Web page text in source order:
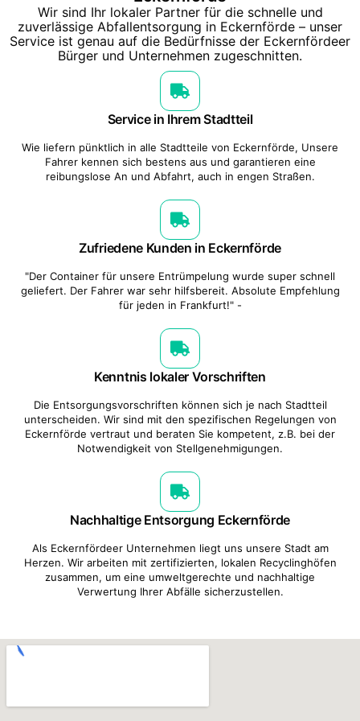
Wir sind Ihr lokaler Partner für die schnelle und
zuverlässige Abfallentsorgung in Eckernförde – unser
Service ist genau auf die Bedürfnisse der Eckernfördeer
Bürger und Unternehmen zugeschnitten.
Service in Ihrem Stadtteil
Wie liefern pünktlich in alle Stadtteile von Eckernförde, Unsere
Fahrer kennen sich bestens aus und garantieren eine
reibungslose An und Abfahrt, auch in engen Straßen.
Zufriedene Kunden in Eckernförde
"Der Container für unsere Entrümpelung wurde super schnell
geliefert. Der Fahrer war sehr hilfsbereit. Absolute Empfehlung
für jeden in Frankfurt!" -
Kenntnis lokaler Vorschriften
Die Entsorgungsvorschriften können sich je nach Stadtteil
unterscheiden. Wir sind mit den spezifischen Regelungen von
Eckernförde vertraut und beraten Sie kompetent, z.B. bei der
Notwendigkeit von Stellgenehmigungen.
Nachhaltige Entsorgung Eckernförde
Als Eckernfördeer Unternehmen liegt uns unsere Stadt am
Herzen. Wir arbeiten mit zertifizierten, lokalen Recyclinghöfen
zusammen, um eine umweltgerechte und nachhaltige
Verwertung Ihrer Abfälle sicherzustellen.